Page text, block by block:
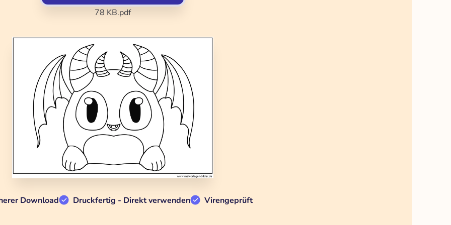
78 KB.pdf
Download Druckfertig - Direkt verwenden Virengeprüft